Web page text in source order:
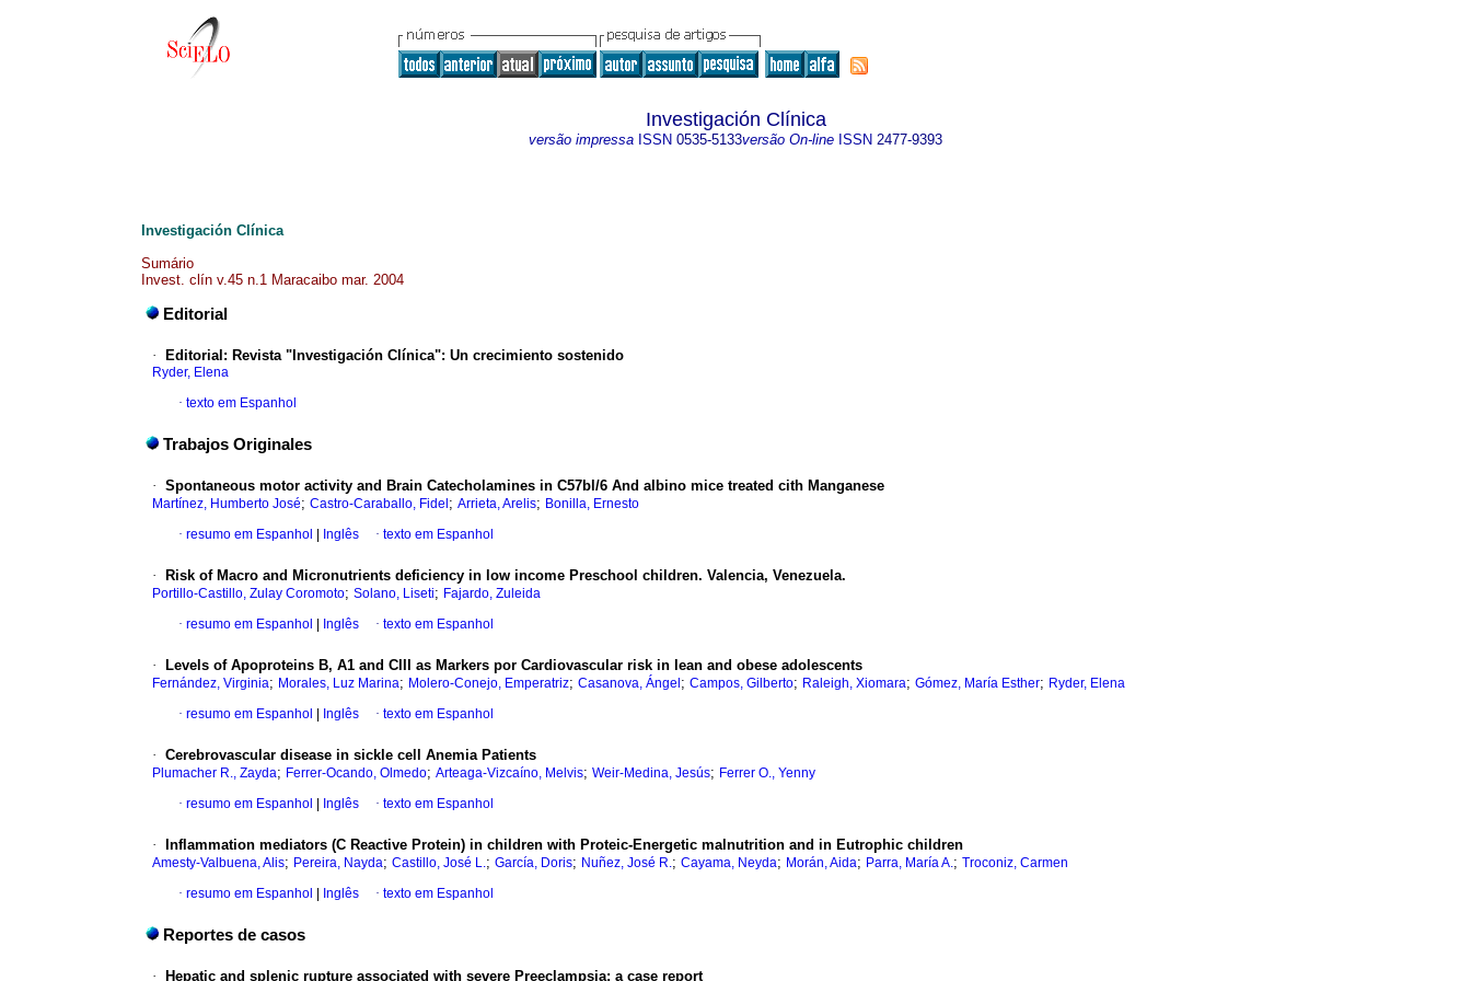
Investigación Clínica
versão impressa ISSN 0535-5133versão On-line ISSN 2477-9393
Investigación Clínica
Sumário
Invest. clín v.45 n.1 Maracaibo mar. 2004
Editorial
· Editorial : Revista "Investigación Clínica": Un crecimiento sostenido
Ryder, Elena
· texto em Espanhol
Trabajos Originales
· Spontaneous motor activity and Brain Catecholamines in C57bl/6 And albino mice treated cith Manganese
Martínez, Humberto José; Castro-Caraballo, Fidel ; Arrieta, Arelis; Bonilla, Ernesto
· resumo em Espanhol Inglês · texto em Espanhol
· Risk of Macro and Micronutrients deficiency in low income Preschool children. Valencia, Venezuela.
Portillo-Castillo, Zulay Coromoto; Solano, Liseti; Fajardo, Zuleida
· resumo em Espanhol Inglês · texto em Espanhol
· Levels of Apoproteins B, A1 and CIII as Markers por Cardiovascular risk in lean and obese adolescents
Fernández, Virginia; Morales, Luz Marina; Molero-Conejo, Emperatriz; Casanova, Ángel ; Campos, Gilberto; Raleigh, Xiomara; Gómez, María Esther; Ryder, Elena
· resumo em Espanhol Inglês · texto em Espanhol
· Cerebrovascular disease in sickle cell Anemia Patients
Plumacher R., Zayda; Ferrer-Ocando, Olmedo; Arteaga-Vizcaíno, Melvis; Weir-Medina, Jesús; Ferrer O., Yenny
· resumo em Espanhol Inglês · texto em Espanhol
· Inflammation mediators (C Reactive Protein) in children with Proteic-Energetic malnutrition and in Eutrophic children
Amesty-Valbuena, Alis; Pereira, Nayda; Castillo, José L.; García, Doris; Nuñez, José R.; Cayama, Neyda; Morán, Aida; Parra, María A.; Troconiz, Carmen
· resumo em Espanhol Inglês · texto em Espanhol
Reportes de casos
· Hepatic and splenic rupture associated with severe Preeclampsia: a case report